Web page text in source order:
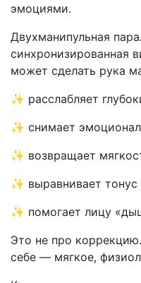
эмоциями.
Двухманипульная
синхронизированная
может сделать рука
✨ расслабляет
✨ снимает
✨ возвращает
✨ выравнивает тонус
✨ помогает лицу
Это не про
себе — мягкое,